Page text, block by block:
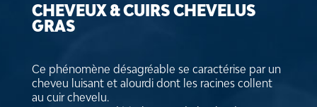
CHEVEUX & CUIRS CHEVELUS
GRAS
Ce phénomène désagréable se caractérise par un
cheveu luisant et alourdi dont les racines collent
au cuir chevelu.